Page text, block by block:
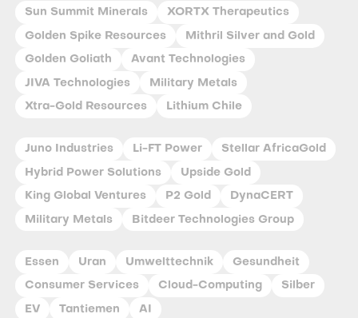
Sun Summit Minerals XORTX Therapeutics
Golden Spike Resources Mithril Silver and Gold
Golden Goliath Avant Technologies
JIVA Technologies Military Metals
Xtra-Gold Resources Lithium Chile
Juno Industries Li-FT Power Stellar AfricaGold
Hybrid Power Solutions Upside Gold
King Global Ventures P2 Gold DynaCERT
Military Metals Bitdeer Technologies Group
Essen Uran Umwelttechnik Gesundheit
Consumer Services Cloud-Computing Silber
EV Tantiemen AI